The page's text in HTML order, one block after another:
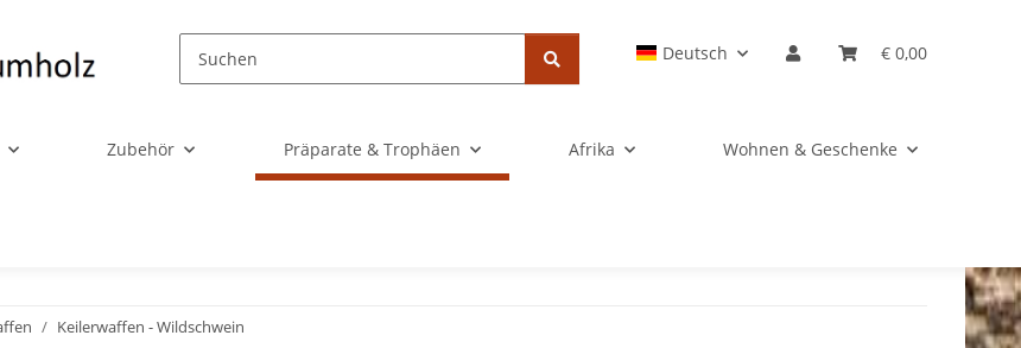
Deutsch € 0,00
Zubehör Präparate & Trophäen Afrika Wohnen & Geschenke
Keilerwaffen - Wildschwein